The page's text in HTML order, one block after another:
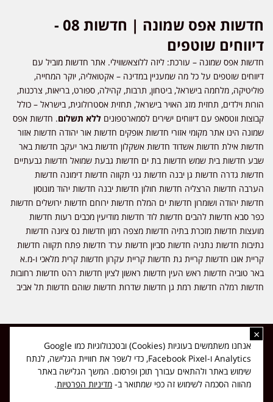
חדשות אפס שמונה | חדשות 08 -
דיווחים שוטפים
חדשות אפס שמונה – עורכת: ליזה ללוצאשווילי. אתר חדשות מוביל עם
דיווחים שוטפים על כל מה שמעניין במדינה – אקטואליה, יוקר המחייה,
פוליטיקה, מלחמה בישראל, ביטחון, תרבות, קהילה, ספורט, בריאות, צרכנות,
הורות וילדים, תחזית מזג האויר בישראל, תחזית אסטרולוגית, בישראל – כולל
קבוצות ווטסאפ עם דיווחים ישירים לסמארטפונים ללא תשלום. חדשות אפס
שמונה הינו אתר מקומי אזורי חדשות אופקים חדשות אור יהודה חדשות אזור
חדשות אילת חדשות אשדוד חדשות אשקלון חדשות באר יעקב חדשות באר
שבע חדשות בית שמש חדשות בת ים חדשות גבעת שמואל חדשות גבעתיים
חדשות גדרה חדשות גן יבנה חדשות גני תקווה חדשות דימונה חדשות
הערבה חדשות הרצליה חדשות חולון חדשות יבנה חדשות יהוד מונוסון
חדשות יהודה ושומרון חדשות ים המלח חדשות ירוחם חדשות ירושלים חדשות
כפר סבא חדשות להבים חדשות לוד חדשות מודיעין מכבים רעות חדשות
מועצות חדשות מזכרת בתיה חדשות מצפה רמון חדשות נס ציונה חדשות
נתיבות חדשות נתניה חדשות סביון חדשות ערד חדשות פתח תקווה חדשות
קריית אונו חדשות קריית גת חדשות קריית עקרון חדשות קרית מלאכי ו-מ.א
באר טוביה חדשות ראש העין חדשות ראשון לציון חדשות רהט חדשות רחובות
חדשות רמלה חדשות רמת גן חדשות שדרות חדשות שוהם חדשות תל אביב
כל הזכויות שמורות ל-ליזה ללוצאשווילי - חדשות אפס שמונה - דיווחים בזמן
אמת, נוסד בשנת 2019 | טל' לפרסומים 054-9759222 מייל מערכת
news08.net@gmail.com
Made with ❤ byDIGITA
×
אנחנו משתמשים בעוגיות (Cookies) ובטכנולוגיות כמו Google
Analytics ו-Facebook Pixel, כדי לשפר את חוויית הגלישה, לנתח
שימוש באתר ולהתאים עבורך תוכן ופרסום. המשך הגלישה באתר
מהווה הסכמה לשימוש זה כפי שמתואר ב- מדיניות הפרטיות.